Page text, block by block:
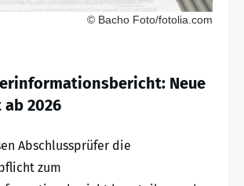
© Bacho Foto/fotolia.com
Neue
2026
Abschlussprüfer die
zum